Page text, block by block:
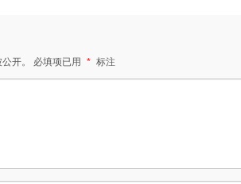
开。 必填项已用 * 标注